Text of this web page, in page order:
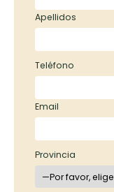
Apellidos
Teléfono
Email
Provincia